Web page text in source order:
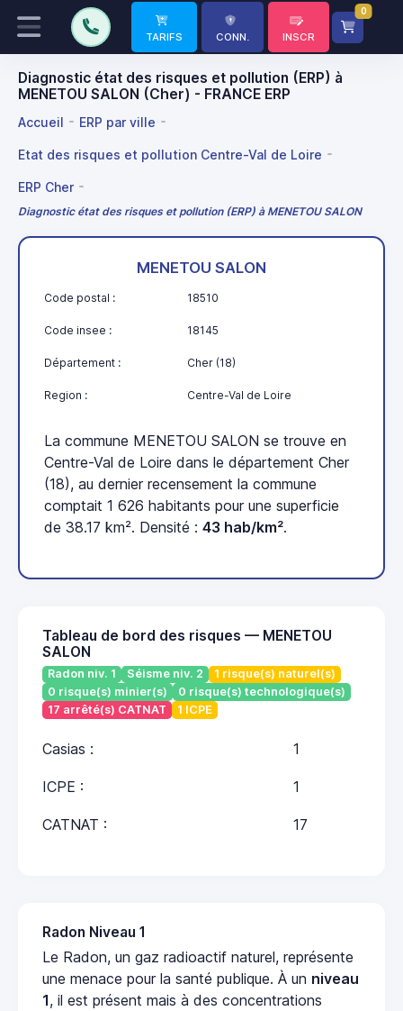
TARIFS CONN. INSCR
0
Diagnostic état des risques et pollution (ERP) à
MENETOU SALON (Cher) - FRANCE ERP
Accueil ERP par ville
Etat des risques et pollution Centre-Val de Loire
ERP Cher
Diagnostic état des risques et pollution (ERP) à MENETOU SALON
MENETOU SALON
Code postal : 18510
Code insee : 18145
Département : Cher (18)
Region : Centre-Val de Loire
La commune MENETOU SALON se trouve en
Centre-Val de Loire dans le département Cher
(18), au dernier recensement la commune
comptait 1 626 habitants pour une superficie
de 38.17 km². Densité : 43 hab/km².
Tableau de bord des risques — MENETOU
SALON
Radon niv. 1 Séisme niv. 2
1 risque(s) naturel(s)
0 risque(s) minier(s)
0 risque(s) technologique(s)
17 arrêté(s) CATNAT
1 ICPE
Casias : 1
ICPE : 1
CATNAT : 17
Radon Niveau 1
Le Radon, un gaz radioactif naturel, représente
une menace pour la santé publique. À un niveau
1, il est présent mais à des concentrations